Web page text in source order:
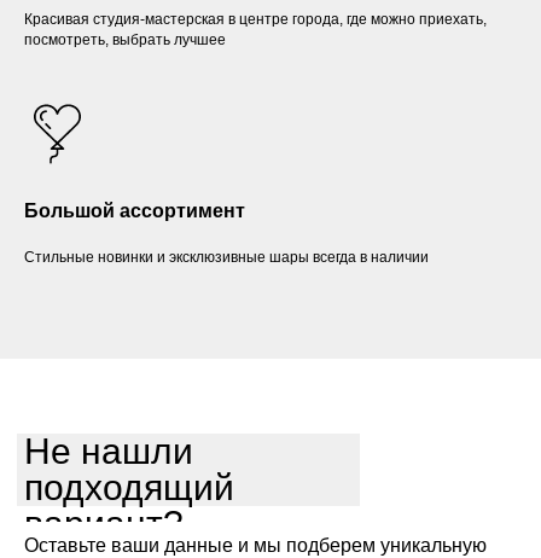
Красивая студия-мастерская в центре города, где можно приехать,
посмотреть, выбрать лучшее
Большой ассортимент
Стильные новинки и эксклюзивные шары всегда в наличии
Не нашли
подходящий
вариант?
Оставьте ваши данные и мы подберем уникальную